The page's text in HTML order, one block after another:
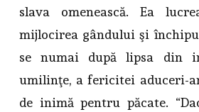
slava omenească. Ea
mijlocirea gândului şi
se numai după lipsa din
umilinţe, a fericitei aduceri-
de inimă pentru păcate.